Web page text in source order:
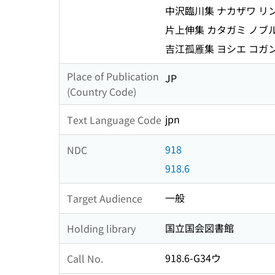
中沢臨川集 ナカザワ リ
片上伸集 カタガミ ノブ
吉江孤雁集 ヨシエ コガ
Place of Publication
(Country Code)
JP
Text Language Code jpn
NDC
918
918.6
Target Audience 一般
Holding library 国立国会図書館
Call No.
918.6-G34ウ